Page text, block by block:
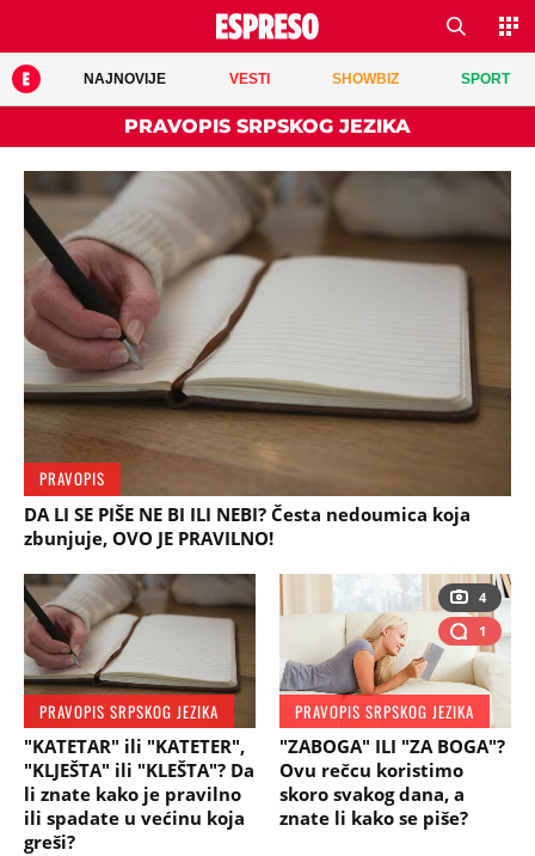
NAJNOVIJE VESTI SHOWBIZ SPORT
PRAVOPIS SRPSKOG JEZIKA
PRAVOPIS
DA LI SE PIŠE NE BI ILI NEBI? Česta nedoumica koja
zbunjuje, OVO JE PRAVILNO!
PRAVOPIS SRPSKOG JEZIKA
"KATETAR" ili "KATETER",
"KLJEŠTA" ili "KLEŠTA"? Da
li znate kako je pravilno
ili spadate u većinu koja
greši?
4
1
PRAVOPIS SRPSKOG JEZIKA
"ZABOGA" ILI "ZA BOGA"?
Ovu rečcu koristimo
skoro svakog dana, a
znate li kako se piše?